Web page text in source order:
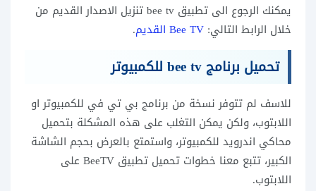
يمكنك الرجوع الى تطبيق bee tv تنزيل الاصدار القديم من
خلال الرابط التالي: Bee TV القديم .
تحميل برنامج bee tv للكمبيوتر
للاسف لم تتوفر نسخة من برنامج بي تي في للكمبيوتر او
اللابتوب، ولكن يمكن التغلب على هذه المشكلة بتحميل
محاكي اندرويد للكمبيوتر، واستمتع بالعرض بحجم الشاشة
الكبير، تتبع معنا خطوات تحميل تطبيق BeeTV على
اللابتوب.